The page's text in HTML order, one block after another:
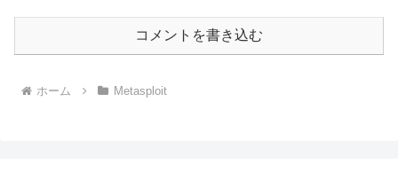
コメントを書き込む
ホーム Metasploit